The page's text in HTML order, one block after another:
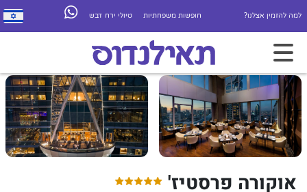
למה להזמין אצלנו? חופשות משפחתיות טיולי ירח דבש
אוקורה פרסטיז'